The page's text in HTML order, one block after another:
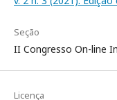
Seção
II Congresso On-line
Licença